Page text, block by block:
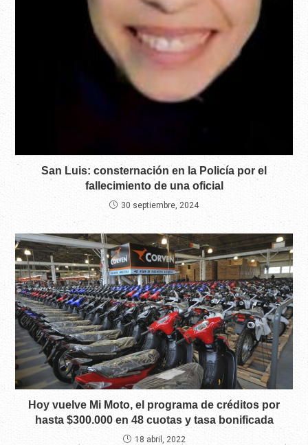
San Luis: consternación en la Policía por el
fallecimiento de una oficial
30 septiembre, 2024
Hoy vuelve Mi Moto, el programa de créditos por
hasta $300.000 en 48 cuotas y tasa bonificada
18 abril, 2022